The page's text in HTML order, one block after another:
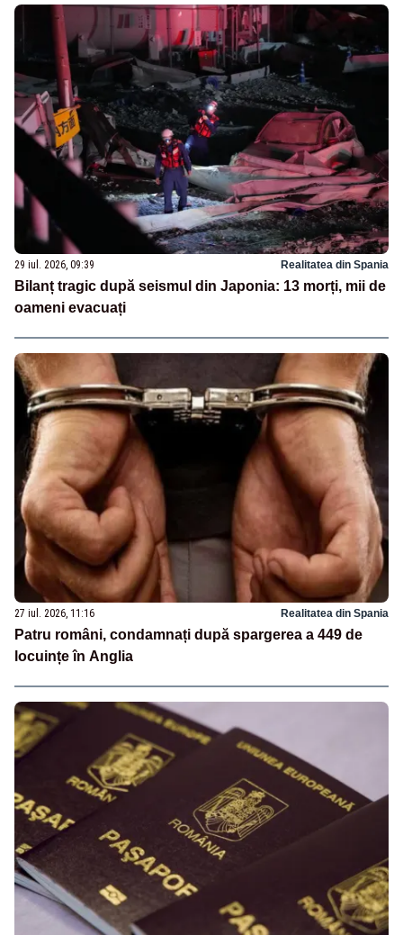
29 iul. 2026, 09:39 Realitatea din Spania
Bilanț tragic după seismul din Japonia: 13 morți, mii de
oameni evacuați
27 iul. 2026, 11:16 Realitatea din Spania
Patru români, condamnați după spargerea a 449 de
locuințe în Anglia